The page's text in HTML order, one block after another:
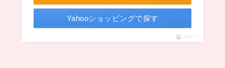
Yahooショッピングで探す
ポチップ